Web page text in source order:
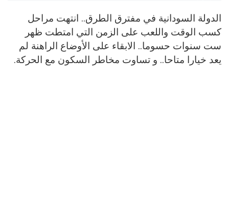
الدولة السودانية في مفترق الطرق.. انتهت مراحل
كسب الوقت واللعب على الزمن التي امتطت ظهر
ست سنوات حسوما.. الابقاء على الأوضاع الراهنة لم
يعد خيارا متاحا.. و تساوت مخاطر السكون مع الحركة.